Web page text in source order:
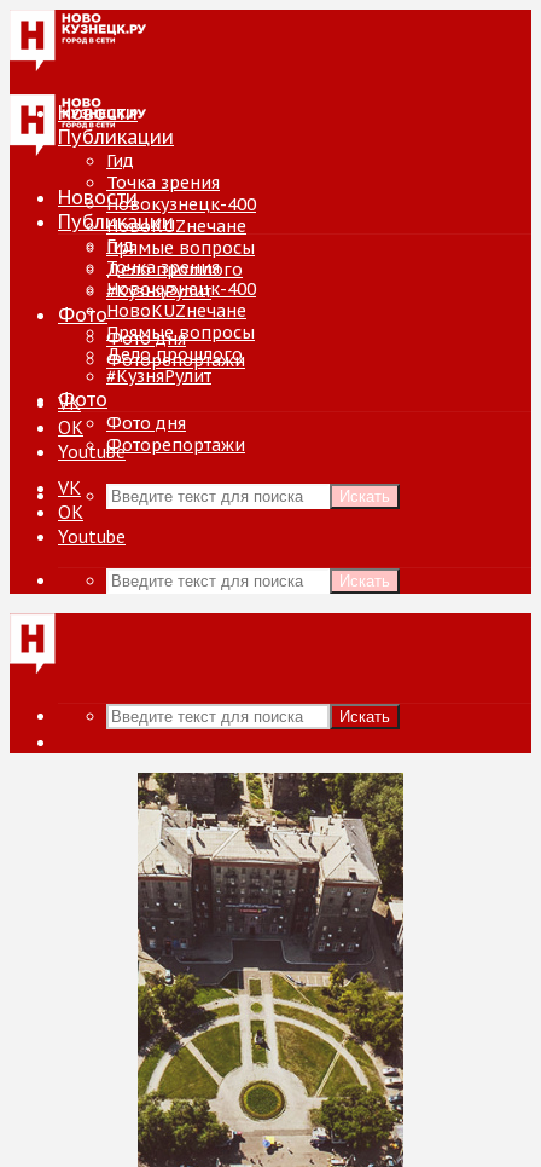
Новости
Публикации
Гид
Точка зрения
Новокузнецк-400
НовоKUZнечане
Прямые вопросы
Дело прошлого
#КузняРулит
Фото
Фото дня
Фоторепортажи
VK
ОК
Youtube
Искать
Новости
Публикации
Гид
Точка зрения
Новокузнецк-400
НовоKUZнечане
Прямые вопросы
Дело прошлого
#КузняРулит
Фото
Фото дня
Фоторепортажи
VK
ОК
Youtube
Искать
Искать